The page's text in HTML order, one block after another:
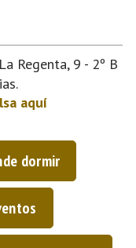
Regenta, 9 - 2º B
aquí
dormir